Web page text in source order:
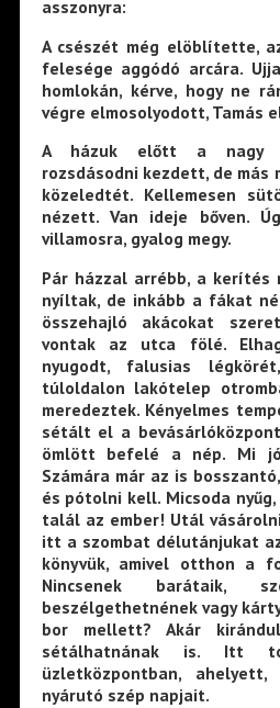
asszonyra:
A csészét még elöblítette,
felesége aggódó arcára.
homlokán, kérve, hogy ne
végre elmosolyodott, Tamás
A házuk előtt a nagy
rozsdásodni kezdett, de más
közeledtét. Kellemesen
nézett. Van ideje bőven.
villamosra, gyalog megy.
Pár házzal arrébb, a kerítés
nyíltak, de inkább a fákat
összehajló akácokat
vontak az utca fölé.
nyugodt, falusias
túloldalon lakótelep
meredeztek. Kényelmes
sétált el a
ömlött befelé a nép. Mi
Számára már az is
és pótolni kell. Micsoda
talál az ember! Utál
itt a szombat délutánjukat
könyvük, amivel otthon a
Nincsenek barátaik,
beszélgethetnének vagy
bor mellett? Akár
sétálhatnának is. Itt
üzletközpontban,
nyárutó szép napjait.